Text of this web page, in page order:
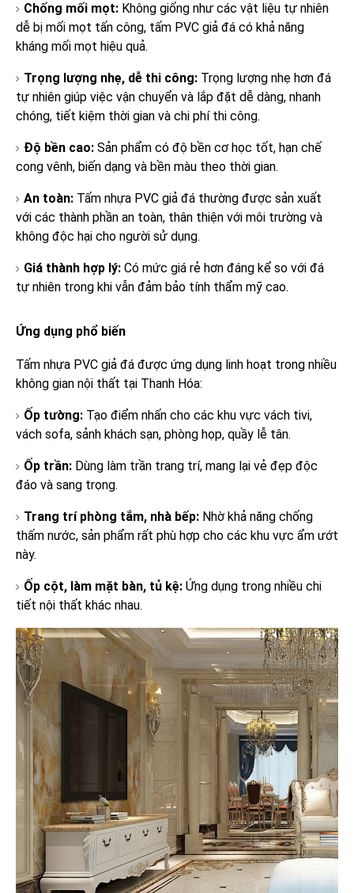
Chống mối mọt: Không giống như các vật liệu tự nhiên
dễ bị mối mọt tấn công, tấm PVC giả đá có khả năng
kháng mối mọt hiệu quả.
Trọng lượng nhẹ, dễ thi công: Trọng lượng nhẹ hơn đá
tự nhiên giúp việc vận chuyển và lắp đặt dễ dàng, nhanh
chóng, tiết kiệm thời gian và chi phí thi công.
Độ bền cao: Sản phẩm có độ bền cơ học tốt, hạn chế
cong vênh, biến dạng và bền màu theo thời gian.
An toàn: Tấm nhựa PVC giả đá thường được sản xuất
với các thành phần an toàn, thân thiện với môi trường và
không độc hại cho người sử dụng.
Giá thành hợp lý: Có mức giá rẻ hơn đáng kể so với đá
tự nhiên trong khi vẫn đảm bảo tính thẩm mỹ cao.
Ứng dụng phổ biến
Tấm nhựa PVC giả đá được ứng dụng linh hoạt trong nhiều
không gian nội thất tại Thanh Hóa:
Ốp tường: Tạo điểm nhấn cho các khu vực vách tivi,
vách sofa, sảnh khách sạn, phòng họp, quầy lễ tân.
Ốp trần: Dùng làm trần trang trí, mang lại vẻ đẹp độc
đáo và sang trọng.
Trang trí phòng tắm, nhà bếp: Nhờ khả năng chống
thấm nước, sản phẩm rất phù hợp cho các khu vực ẩm ướt
này.
Ốp cột, làm mặt bàn, tủ kệ: Ứng dụng trong nhiều chi
tiết nội thất khác nhau.